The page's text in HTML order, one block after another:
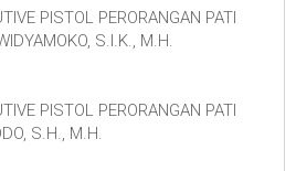
PISTOL PERORANGAN PATI
S.I.K., M.H.
PISTOL PERORANGAN PATI
S.H., M.H.